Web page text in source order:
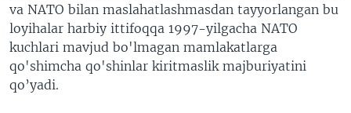
va NATO bilan maslahatlashmasdan tayyorlangan bu
loyihalar harbiy ittifoqqa 1997-yilgacha NATO
kuchlari mavjud bo'lmagan mamlakatlarga
qo'shimcha qo'shinlar kiritmaslik majburiyatini
qo’yadi.